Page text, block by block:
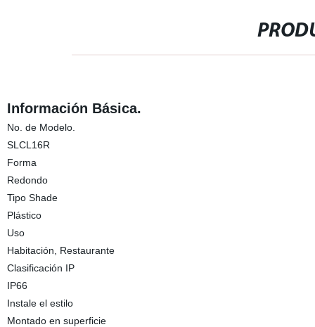
Información Básica.
No. de Modelo.
SLCL16R
Forma
Redondo
Tipo Shade
Plástico
Uso
Habitación, Restaurante
Clasificación IP
IP66
Instale el estilo
Montado en superficie